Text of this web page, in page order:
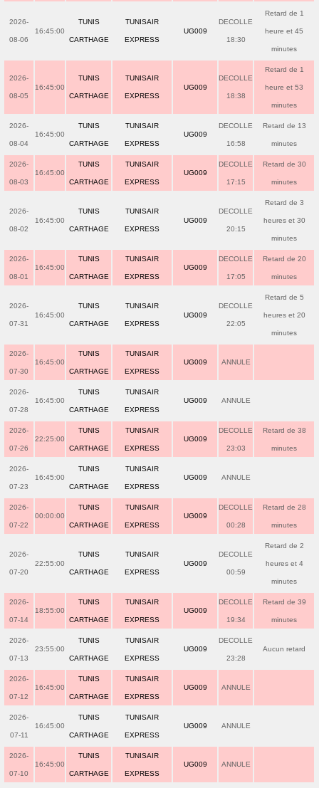
2026-
08-06
16:45:00
TUNIS
CARTHAGE
TUNISAIR
EXPRESS
UG009
DECOLLE
18:30
Retard de 1
heure et 45
minutes
2026-
08-05
16:45:00
TUNIS
CARTHAGE
TUNISAIR
EXPRESS
UG009
DECOLLE
18:38
Retard de 1
heure et 53
minutes
2026-
08-04
16:45:00
TUNIS
CARTHAGE
TUNISAIR
EXPRESS
UG009
DECOLLE
16:58
Retard de 13
minutes
2026-
08-03
16:45:00
TUNIS
CARTHAGE
TUNISAIR
EXPRESS
UG009
DECOLLE
17:15
Retard de 30
minutes
2026-
08-02
16:45:00
TUNIS
CARTHAGE
TUNISAIR
EXPRESS
UG009
DECOLLE
20:15
Retard de 3
heures et 30
minutes
2026-
08-01
16:45:00
TUNIS
CARTHAGE
TUNISAIR
EXPRESS
UG009
DECOLLE
17:05
Retard de 20
minutes
2026-
07-31
16:45:00
TUNIS
CARTHAGE
TUNISAIR
EXPRESS
UG009
DECOLLE
22:05
Retard de 5
heures et 20
minutes
2026-
07-30
16:45:00
TUNIS
CARTHAGE
TUNISAIR
EXPRESS
UG009 ANNULE
2026-
07-28
16:45:00
TUNIS
CARTHAGE
TUNISAIR
EXPRESS
UG009 ANNULE
2026-
07-26
22:25:00
TUNIS
CARTHAGE
TUNISAIR
EXPRESS
UG009
DECOLLE
23:03
Retard de 38
minutes
2026-
07-23
16:45:00
TUNIS
CARTHAGE
TUNISAIR
EXPRESS
UG009 ANNULE
2026-
07-22
00:00:00
TUNIS
CARTHAGE
TUNISAIR
EXPRESS
UG009
DECOLLE
00:28
Retard de 28
minutes
2026-
07-20
22:55:00
TUNIS
CARTHAGE
TUNISAIR
EXPRESS
UG009
DECOLLE
00:59
Retard de 2
heures et 4
minutes
2026-
07-14
18:55:00
TUNIS
CARTHAGE
TUNISAIR
EXPRESS
UG009
DECOLLE
19:34
Retard de 39
minutes
2026-
07-13
23:55:00
TUNIS
CARTHAGE
TUNISAIR
EXPRESS
UG009
DECOLLE
23:28
Aucun retard
2026-
07-12
16:45:00
TUNIS
CARTHAGE
TUNISAIR
EXPRESS
UG009 ANNULE
2026-
07-11
16:45:00
TUNIS
CARTHAGE
TUNISAIR
EXPRESS
UG009 ANNULE
2026-
07-10
16:45:00
TUNIS
CARTHAGE
TUNISAIR
EXPRESS
UG009 ANNULE